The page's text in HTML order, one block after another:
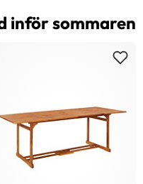
inför sommaren